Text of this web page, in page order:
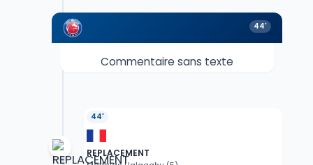
44'
Commentaire sans texte
44'
REPLACEMENT